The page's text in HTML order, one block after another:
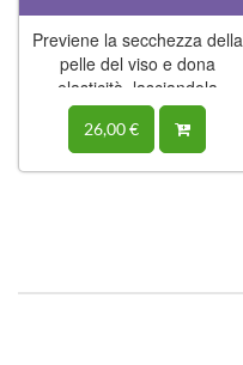
Previene la secchezza della
pelle del viso e dona
elasticità, lasciandola
delicatamente profumata.
26,00 €